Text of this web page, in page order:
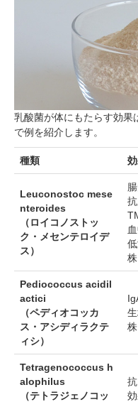
乳酸菌が体にもたらす効果
で例を紹介します。
種類
Leuconostoc mese
nteroides
（ロイコノストッ
ク・メセンテロイデ
ス）
株
Pediococcus acidil
actici
（ペディオコッカ
ス・アシディラクテ
ィシ）
株
Tetragenococcus h
alophilus
（テトラジェノコッ